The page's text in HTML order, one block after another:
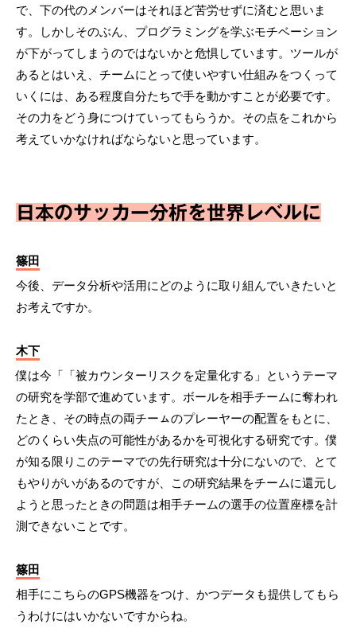
で、下の代のメンバーはそれほど苦労せずに済むと思いま
す。しかしそのぶん、プログラミングを学ぶモチベーション
が下がってしまうのではないかと危惧しています。ツールが
あるとはいえ、チームにとって使いやすい仕組みをつくって
いくには、ある程度自分たちで手を動かすことが必要です。
その力をどう身につけていってもらうか。その点をこれから
考えていかなければならないと思っています。
日本のサッカー分析を世界レベルに
篠田
今後、データ分析や活用にどのように取り組んでいきたいと
お考えですか。
木下
僕は今「「被カウンターリスクを定量化する」というテーマ
の研究を学部で進めています。ボールを相手チームに奪われ
たとき、その時点の両チーㇺのプレーヤーの配置をもとに、
どのくらい失点の可能性があるかを可視化する研究です。僕
が知る限りこのテーマでの先行研究は十分にないので、とて
もやりがいがあるのですが、この研究結果をチームに還元し
ようと思ったときの問題は相手チームの選手の位置座標を計
測できないことです。
篠田
相手にこちらのGPS機器をつけ、かつデータも提供してもら
うわけにはいかないですからね。